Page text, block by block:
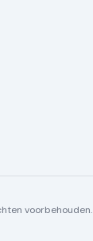
voorbehouden.